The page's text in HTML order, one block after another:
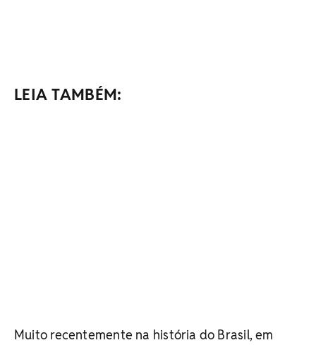
LEIA TAMBÉM:
Muito recentemente na história do Brasil, em